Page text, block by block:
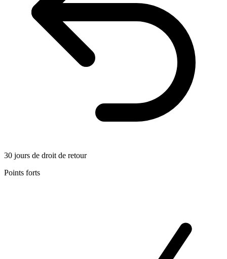
30 jours de droit de retour
Points forts